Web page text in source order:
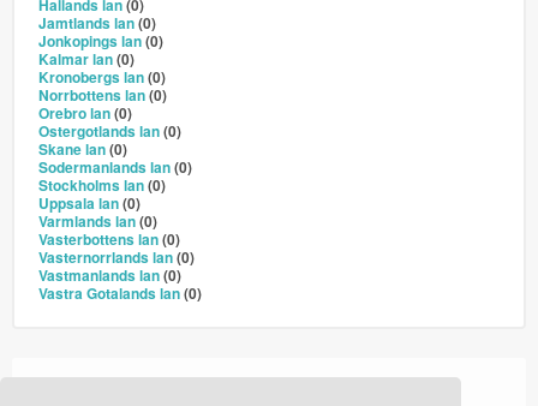
Hallands lan(0)
Jamtlands lan(0)
Jonkopings lan(0)
Kalmar lan(0)
Kronobergs lan(0)
Norrbottens lan(0)
Orebro lan(0)
Ostergotlands lan(0)
Skane lan(0)
Sodermanlands lan(0)
Stockholms lan(0)
Uppsala lan(0)
Varmlands lan(0)
Vasterbottens lan(0)
Vasternorrlands lan(0)
Vastmanlands lan(0)
Vastra Gotalands lan(0)